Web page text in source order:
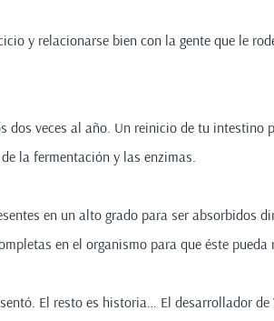
y relacionarse bien con la gente que le
veces al año. Un reinicio de tu
la fermentación y las enzimas.
en un alto grado para ser absorbidos
en el organismo para que éste pueda
El resto es historia… El desarrollador